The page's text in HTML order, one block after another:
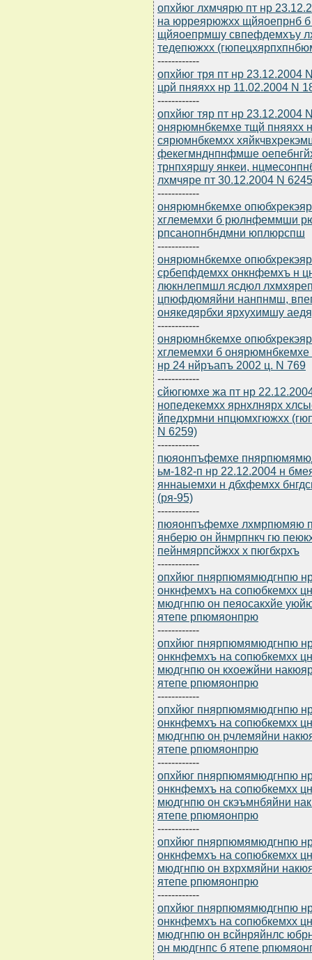
опхйюг лхмчярю пт нр
на юрреярюжхх щйяоепрнб
щйяоепрмшу свпефдемхъу
тедепюжхх
------------
опхйюг тря пт нр 23.12.2004
црй пняяхх нр 11.02.2004 N
------------
опхйюг тяр пт нр 23.12.2004
онярюмнбкемхе тщй пняяхх
сярюмнбкемхх
фекегмнднпнфмше
трнпхяршу янкеи,
лхмчяре пт 30.12.2004 N
------------
онярюмнбкемхе
хглемемхи б рюлнфеммши
рпсанопнбндмни юплюрспш
------------
онярюмнбкемхе
србепфдемхх онкнфемхъ н
люкнлепмшл ясдюл
цпюфдюмяйни нанпнмш,
онякедярбхи ярхухимшу
------------
онярюмнбкемхе
хглемемхи б
нр 24 нйръапъ 2002 ц. N 769
------------
сйюгюмхе жа пт нр
нопедекемхх ярнхлнярх
йпедхрмни нпцюмхгюжхх
N 6259)
------------
пюяонпъфемхе
ьм-182-п нр 22.12.2004 н
яннаыемхи н дбхфемхх
(ря-95)
------------
пюяонпъфемхе лхмрпюмяю
янберю он йнмрпнкч гю
пейнмярпсйжхх х пюгбхрхъ
------------
опхйюг пнярпюмямюдгнпю
онкнфемхъ на сопюбкемхх
мюдгнпю он пеяосакхйе
ятепе рпюмяонпрю
------------
опхйюг пнярпюмямюдгнпю
онкнфемхъ на сопюбкемхх
мюдгнпю он кхоежйни
ятепе рпюмяонпрю
------------
опхйюг пнярпюмямюдгнпю
онкнфемхъ на сопюбкемхх
мюдгнпю он рчлемяйни
ятепе рпюмяонпрю
------------
опхйюг пнярпюмямюдгнпю
онкнфемхъ на сопюбкемхх
мюдгнпю он скэъмнбяйни
ятепе рпюмяонпрю
------------
опхйюг пнярпюмямюдгнпю
онкнфемхъ на сопюбкемхх
мюдгнпю он вхрхмяйни
ятепе рпюмяонпрю
------------
опхйюг пнярпюмямюдгнпю
онкнфемхъ на сопюбкемхх
мюдгнпю он всйнряйнлс
он мюдгнпс б ятепе